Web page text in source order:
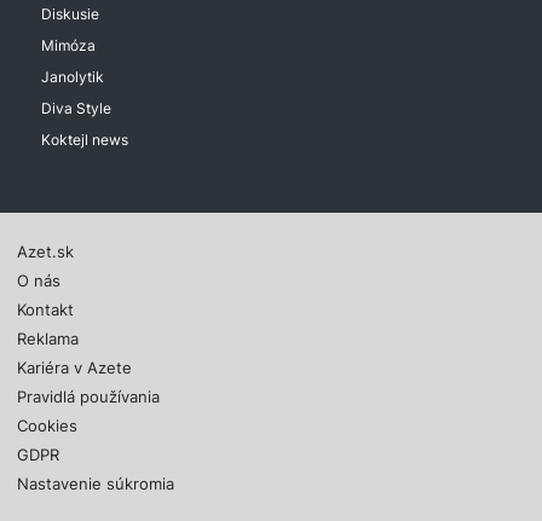
Diskusie
Mimóza
Janolytik
Diva Style
Koktejl news
Azet.sk
O nás
Kontakt
Reklama
Kariéra v Azete
Pravidlá používania
Cookies
GDPR
Nastavenie súkromia